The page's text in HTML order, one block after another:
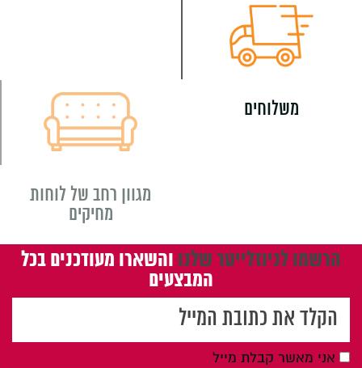
משלוחים
מגוון רחב של לוחות
מחיקים
הרשמו לניוזלייטר שלנו והשארו מעודכנים בכל
המבצעים
אני מאשר קבלת מייל